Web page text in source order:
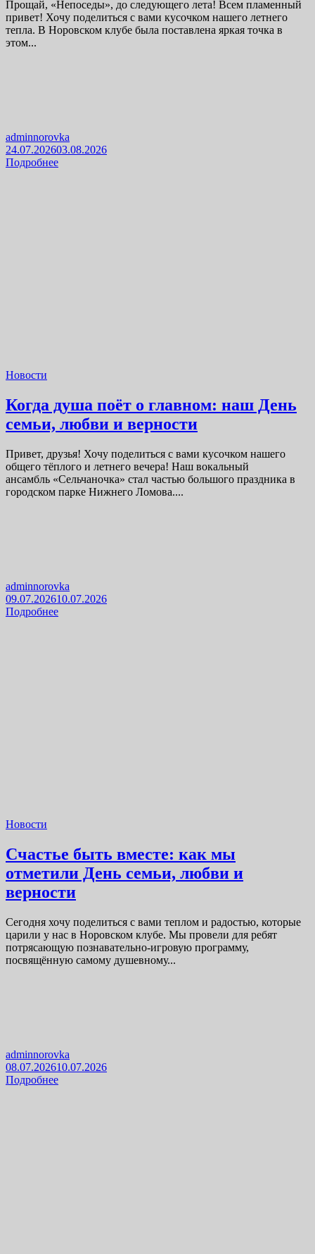
Прощай, «Непоседы», до следующего лета! Всем пламенный
привет! Хочу поделиться с вами кусочком нашего летнего
тепла. В Норовском клубе была поставлена яркая точка в
этом...
adminnorovka
24.07.202603.08.2026
Подробнее
Новости
Когда душа поёт о главном: наш День
семьи, любви и верности
Привет, друзья! Хочу поделиться с вами кусочком нашего
общего тёплого и летнего вечера! Наш вокальный
ансамбль «Сельчаночка» стал частью большого праздника в
городском парке Нижнего Ломова....
adminnorovka
09.07.202610.07.2026
Подробнее
Новости
Счастье быть вместе: как мы
отметили День семьи, любви и
верности
Сегодня хочу поделиться с вами теплом и радостью, которые
царили у нас в Норовском клубе. Мы провели для ребят
потрясающую познавательно-игровую программу,
посвящённую самому душевному...
adminnorovka
08.07.202610.07.2026
Подробнее